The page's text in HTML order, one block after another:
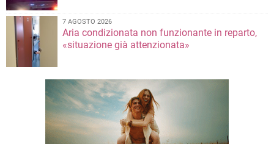
7 AGOSTO 2026
Aria condizionata non funzionante in reparto,
«situazione già attenzionata»